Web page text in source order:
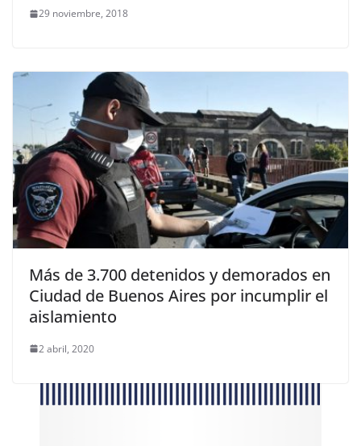
29 noviembre, 2018
Más de 3.700 detenidos y demorados en
Ciudad de Buenos Aires por incumplir el
aislamiento
2 abril, 2020